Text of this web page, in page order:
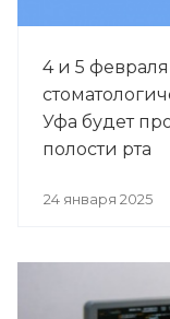
4 и 5
Уфа будет
полости рта
24 января 2025